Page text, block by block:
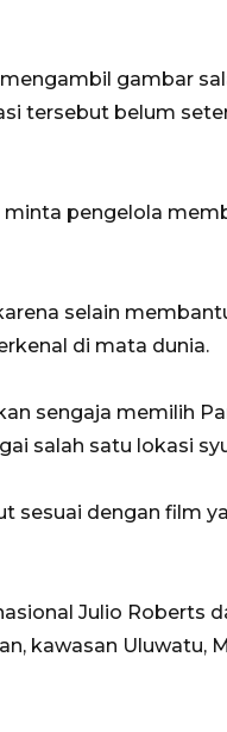
gambar
tersebut belum
pengelola
selain
di mata dunia.
sengaja memilih
salah satu lokasi
sesuai dengan film
Julio Roberts
kawasan Uluwatu,
upaya
Ibu Kota
Gabung
9 Juli 2026